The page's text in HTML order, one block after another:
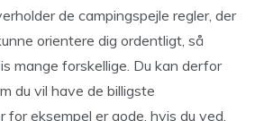
de campingspejle regler, der
orientere dig ordentligt, så
mange forskellige. Du kan derfor
du vil have de billigste
for eksempel er gode, hvis du ved,